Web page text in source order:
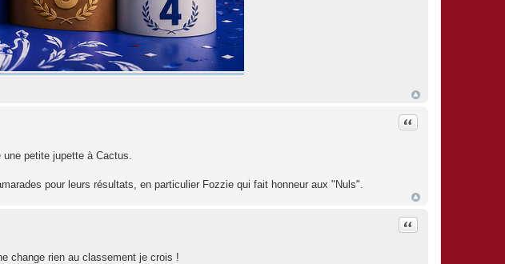
Citation
petite jupette à Cactus.
pour leurs résultats, en particulier Fozzie qui fait honneur aux "Nuls".
Citation
change rien au classement je crois !